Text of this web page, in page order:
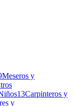
Meseros y
13Carpinteros y
y